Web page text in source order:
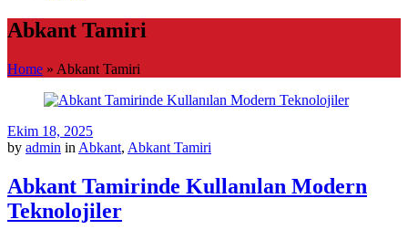
Abkant Tamiri
Home » Abkant Tamiri
Ekim 18, 2025
by admin in Abkant, Abkant Tamiri
Abkant Tamirinde Kullanılan Modern
Teknolojiler